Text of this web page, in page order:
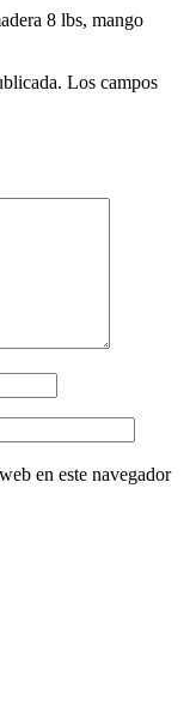
8 lbs, mango
Los campos
en este navegador